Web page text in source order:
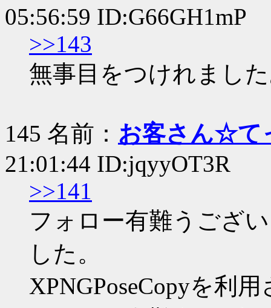
05:56:59 ID:G66GH1mP
>>143
無事目をつけれまし
145 名前： お客さん☆て
21:01:44 ID:jqyyOT3R
>>141
フォロー有難うござ
した。
XPNGPoseCopyを利